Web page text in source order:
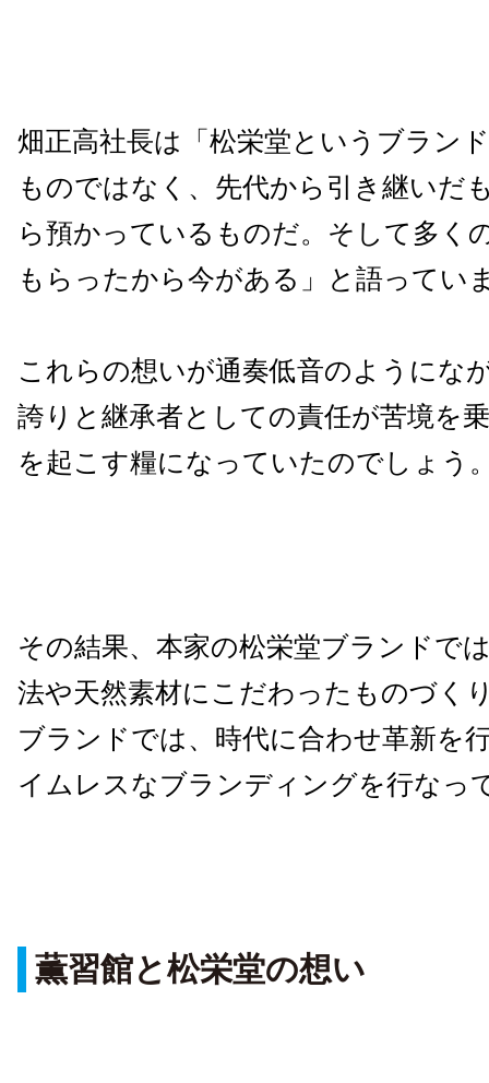
畑正高社長は「松栄堂というブラン
ものではなく、先代から引き継いだ
ら預かっているものだ。そして多く
もらったから今がある」と語ってい
これらの想いが通奏低音のようにな
誇りと継承者としての責任が苦境を
を起こす糧になっていたのでしょう
その結果、本家の松栄堂ブランドで
法や天然素材にこだわったものづく
ブランドでは、時代に合わせ革新を
イムレスなブランディングを行なっ
薫習館と松栄堂の想い